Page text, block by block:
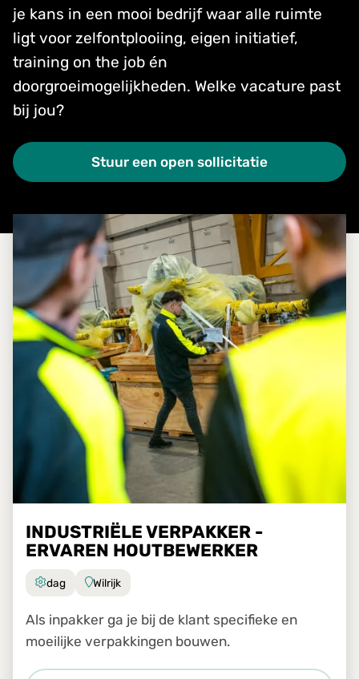
je kans in een mooi bedrijf waar alle ruimte
ligt voor zelfontplooiing, eigen initiatief,
training on the job én
doorgroeimogelijkheden. Welke vacature past
bij jou?
Stuur een open sollicitatie
INDUSTRIËLE VERPAKKER -
ERVAREN HOUTBEWERKER
dag Wilrijk
Als inpakker ga je bij de klant specifieke en
moeilijke verpakkingen bouwen.